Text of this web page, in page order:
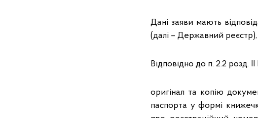
Дані заяви мають
(далі – Державний
Відповідно до п. 2.2 розд.
оригінал та копію
паспорта у формі